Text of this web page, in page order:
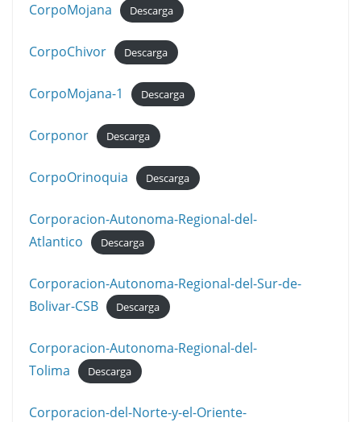
CorpoMojana Descarga
CorpoChivor Descarga
CorpoMojana-1 Descarga
Corponor Descarga
CorpoOrinoquia Descarga
Corporacion-Autonoma-Regional-del-
Atlantico
Descarga
Corporacion-Autonoma-Regional-del-Sur-de-
Bolivar-CSB
Descarga
Corporacion-Autonoma-Regional-del-
Tolima
Descarga
Corporacion-del-Norte-y-el-Oriente-